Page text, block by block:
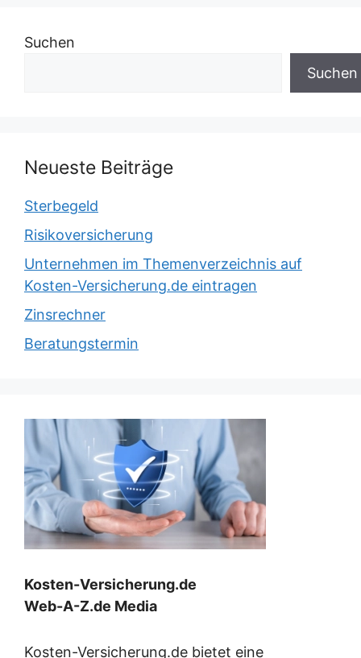
Suchen
Suchen
Neueste Beiträge
Sterbegeld
Risikoversicherung
Unternehmen im Themenverzeichnis auf
Kosten-Versicherung.de eintragen
Zinsrechner
Beratungstermin
Kosten-Versicherung.de
Web-A-Z.de Media
Kosten-Versicherung.de bietet eine